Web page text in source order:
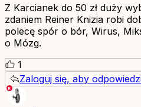
Z Karcianek do 50 zł duży
zdaniem Reiner Knizia robi
polecę spór o bór, Wirus,
o Mózg.
1
Zaloguj się, aby